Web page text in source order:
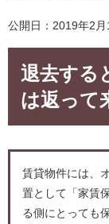
公開日： 2019年2月
退去する
は返って
賃貸物件には、
置として「家賃
る側にとっても